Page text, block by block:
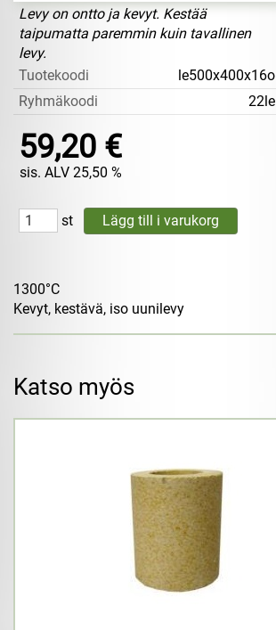
Levy on ontto ja kevyt. Kestää
taipumatta paremmin kuin tavallinen
levy.
Tuotekoodi
le500x400x16o
Ryhmäkoodi
22le
59,20 €
sis. ALV 25,50 %
st
1300°C
Kevyt, kestävä, iso uunilevy
Katso myös